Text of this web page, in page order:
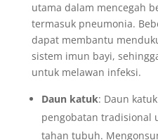
utama dalam mencegah
termasuk pneumonia.
dapat membantu
sistem imun bayi,
untuk melawan infeksi.
Daun katuk: Daun
pengobatan tradisional
tahan tubuh.